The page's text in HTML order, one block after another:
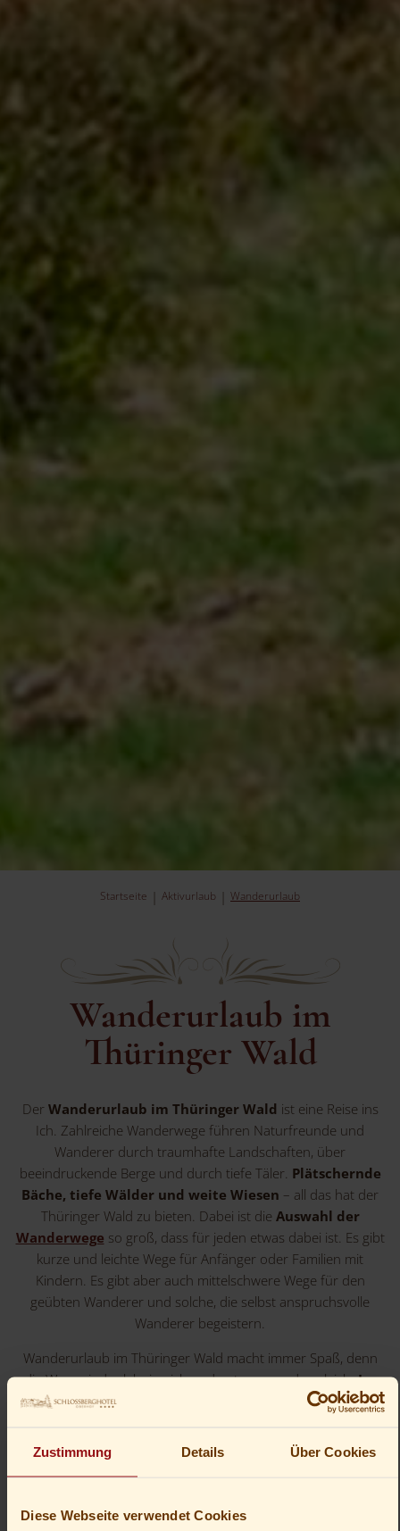
Zustimmung Details Über Cookies
Diese Webseite verwendet Cookies
Startseite Aktivurlaub Wanderurlaub
Wanderurlaub im
Thüringer Wald
Der Wanderurlaub im Thüringer Wald ist eine Reise ins
Ich. Zahlreiche Wanderwege führen Naturfreunde und
Wanderer durch traumhafte Landschaften, über
beeindruckende Berge und durch tiefe Täler. Plätschernde
Bäche, tiefe Wälder und weite Wiesen – all das hat der
Thüringer Wald zu bieten. Dabei ist die Auswahl der
Wanderwege so groß, dass für jeden etwas dabei ist. Es gibt
kurze und leichte Wege für Anfänger oder Familien mit
Kindern. Es gibt aber auch mittelschwere Wege für den
geübten Wanderer und solche, die selbst anspruchsvolle
Wanderer begeistern.
Wanderurlaub im Thüringer Wald macht immer Spaß, denn
die Wege sind erlebnisreich und entspannend zugleich.Im
Herzen dieses Wanderparadieses liegt Oberhof.Die
zusammen! Denn in unmittelbarer Nähe liegt der berühmte
Rennsteig, und fast jeder passionierte Wanderer träumt
zu können.